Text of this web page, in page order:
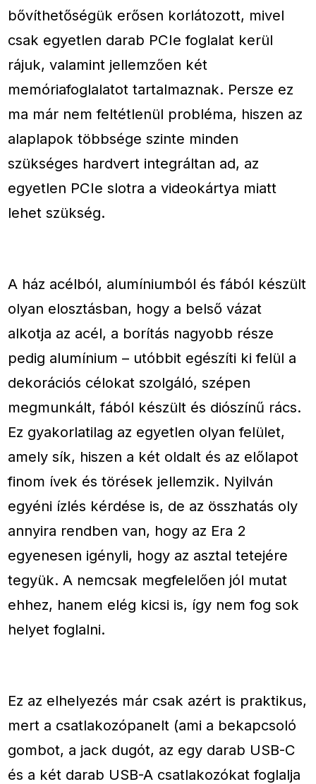
bővíthetőségük erősen korlátozott, mivel
csak egyetlen darab PCIe foglalat kerül
rájuk, valamint jellemzően két
memóriafoglalatot tartalmaznak. Persze ez
ma már nem feltétlenül probléma, hiszen az
alaplapok többsége szinte minden
szükséges hardvert integráltan ad, az
egyetlen PCIe slotra a videokártya miatt
lehet szükség.
A ház acélból, alumíniumból és fából készült
olyan elosztásban, hogy a belső vázat
alkotja az acél, a borítás nagyobb része
pedig alumínium – utóbbit egészíti ki felül a
dekorációs célokat szolgáló, szépen
megmunkált, fából készült és diószínű rács.
Ez gyakorlatilag az egyetlen olyan felület,
amely sík, hiszen a két oldalt és az előlapot
finom ívek és törések jellemzik. Nyilván
egyéni ízlés kérdése is, de az összhatás oly
annyira rendben van, hogy az Era 2
egyenesen igényli, hogy az asztal tetejére
tegyük. A nemcsak megfelelően jól mutat
ehhez, hanem elég kicsi is, így nem fog sok
helyet foglalni.
Ez az elhelyezés már csak azért is praktikus,
mert a csatlakozópanelt (ami a bekapcsoló
gombot, a jack dugót, az egy darab USB-C
és a két darab USB-A csatlakozókat foglalja